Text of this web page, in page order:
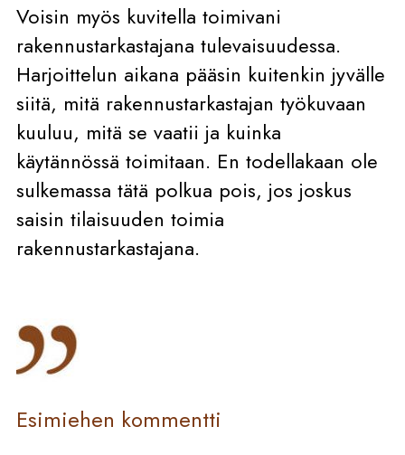
Voisin myös kuvitella toimivani
rakennustarkastajana tulevaisuudessa.
Harjoittelun aikana pääsin kuitenkin jyvälle
siitä, mitä rakennustarkastajan työkuvaan
kuuluu, mitä se vaatii ja kuinka
käytännössä toimitaan. En todellakaan ole
sulkemassa tätä polkua pois, jos joskus
saisin tilaisuuden toimia
rakennustarkastajana.
Esimiehen kommentti